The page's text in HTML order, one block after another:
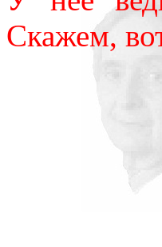
Скажем,